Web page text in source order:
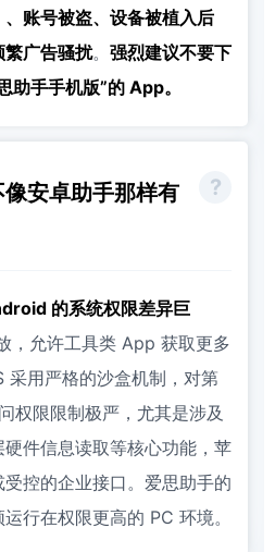
账号被盗、设备被植入后
繁广告骚扰。 强烈建议不要下
助手手机版”的 App。
安卓助手那样有
的系统权限差异巨
，允许工具类 App 获取更多
采用严格的沙盒机制，对第
权限限制极严，尤其是涉及
件信息读取等核心功能，苹
控的企业接口。爱思助手的
行在权限更高的 PC 环境。